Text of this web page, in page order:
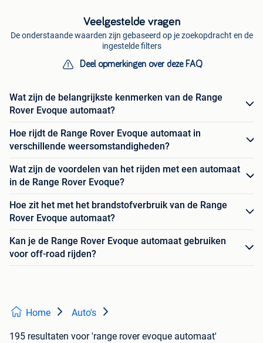
Veelgestelde vragen
De onderstaande waarden zijn gebaseerd op je zoekopdracht en de
ingestelde filters
Deel opmerkingen over deze FAQ
Wat zijn de belangrijkste kenmerken van de Range
Rover Evoque automaat?
Hoe rijdt de Range Rover Evoque automaat in
verschillende weersomstandigheden?
Wat zijn de voordelen van het rijden met een automaat
in de Range Rover Evoque?
Hoe zit het met het brandstofverbruik van de Range
Rover Evoque automaat?
Kan je de Range Rover Evoque automaat gebruiken
voor off-road rijden?
Home Auto's
195 resultaten voor 'range rover evoque automaat'